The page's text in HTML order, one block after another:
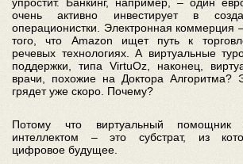
очень активно инвестирует в
операционистки. Электронная коммерция
того, что Amazon ищет путь к
речевых технологиях. А виртуальные
поддержки, типа VirtuOz, наконец,
врачи, похожие на Доктора Алгоритма?
грядет уже скоро. Почему?
Потому что виртуальный помощник
интеллектом – это субстрат, из
цифровое будущее.